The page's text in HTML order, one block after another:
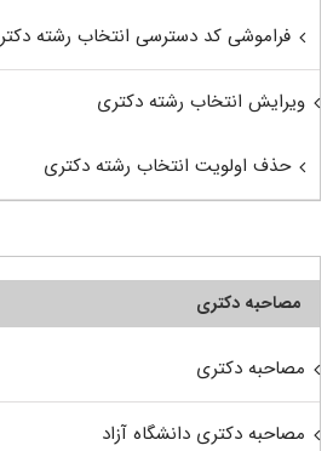
فراموشی کد دسترسی انتخاب رشته
ویرایش انتخاب رشته دکتری
حذف اولویت انتخاب رشته دکتری
مصاحبه دکتری
مصاحبه دکتری
مصاحبه دکتری دانشگاه آزاد